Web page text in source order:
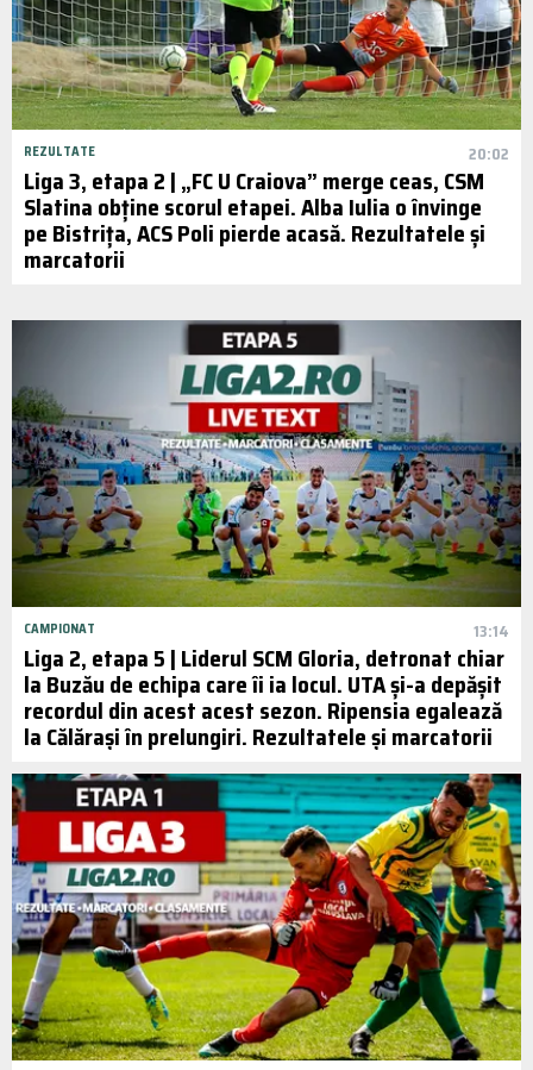
REZULTATE 20:02
Liga 3, etapa 2 | „FC U Craiova” merge ceas, CSM
Slatina obține scorul etapei. Alba Iulia o învinge
pe Bistrița, ACS Poli pierde acasă. Rezultatele și
marcatorii
CAMPIONAT 13:14
Liga 2, etapa 5 | Liderul SCM Gloria, detronat chiar
la Buzău de echipa care îi ia locul. UTA și-a depășit
recordul din acest acest sezon. Ripensia egalează
la Călărași în prelungiri. Rezultatele și marcatorii